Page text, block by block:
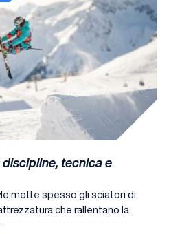
tecnica e
mette spesso gli sciatori di
che rallentano la